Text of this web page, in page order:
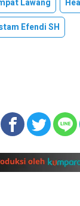
Lawang
Efendi SH